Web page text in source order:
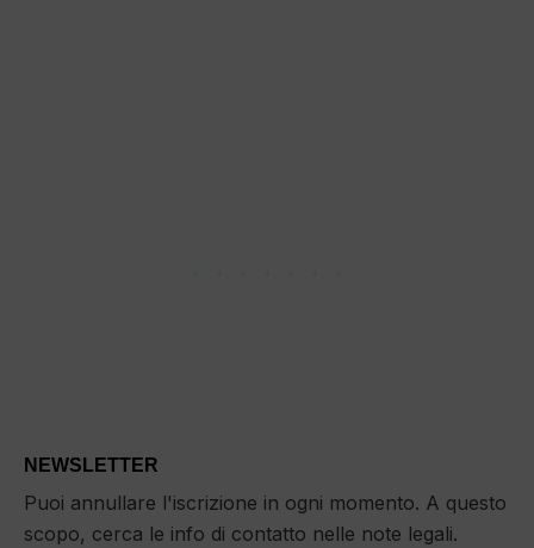
NEWSLETTER
Puoi annullare l'iscrizione in ogni momento. A questo
scopo, cerca le info di contatto nelle note legali.